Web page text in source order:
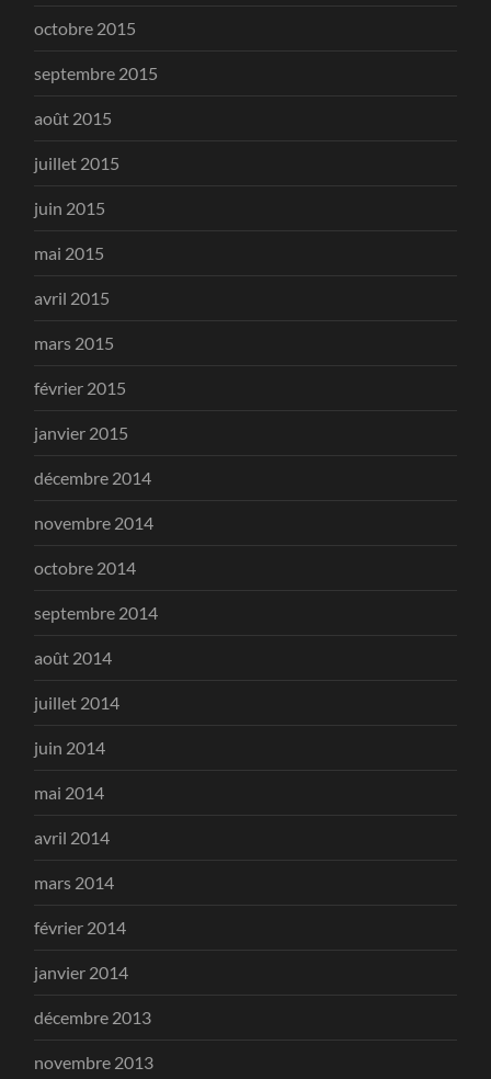
octobre 2015
septembre 2015
août 2015
juillet 2015
juin 2015
mai 2015
avril 2015
mars 2015
février 2015
janvier 2015
décembre 2014
novembre 2014
octobre 2014
septembre 2014
août 2014
juillet 2014
juin 2014
mai 2014
avril 2014
mars 2014
février 2014
janvier 2014
décembre 2013
novembre 2013